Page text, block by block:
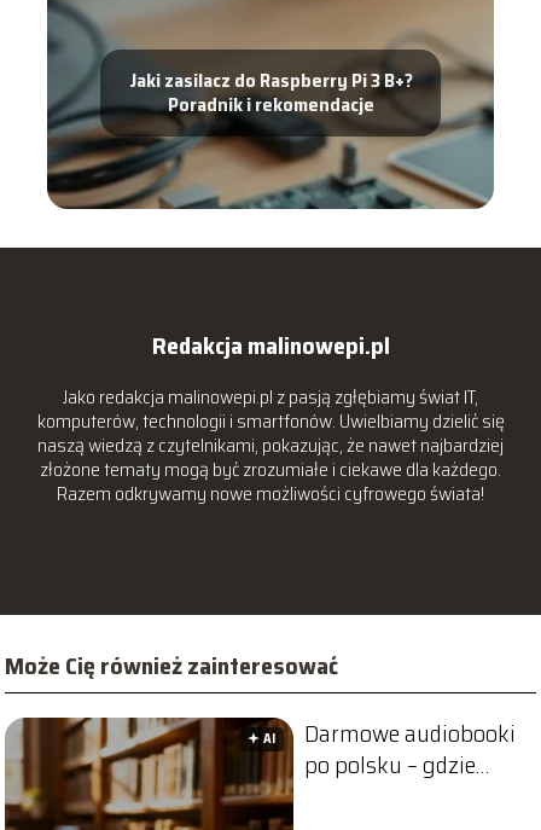
Jaki zasilacz do Raspberry Pi 3 B+?
Poradnik i rekomendacje
Redakcja malinowepi.pl
Jako redakcja malinowepi.pl z pasją zgłębiamy świat IT,
komputerów, technologii i smartfonów. Uwielbiamy dzielić się
naszą wiedzą z czytelnikami, pokazując, że nawet najbardziej
złożone tematy mogą być zrozumiałe i ciekawe dla każdego.
Razem odkrywamy nowe możliwości cyfrowego świata!
Może Cię również zainteresować
🟅 AI
Darmowe audiobooki
po polsku – gdzie